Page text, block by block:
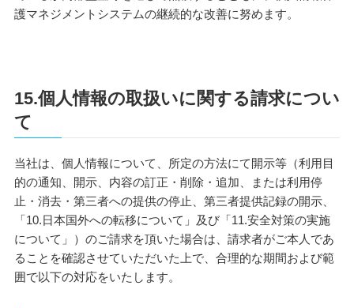
護マネジメントシステムの継続的な改善に努めます。
15.個人情報の取扱いに関する請求につい
て
当社は、個人情報について、所定の方法にて開示等（利用目
的の通知、開示、内容の訂正・削除・追加、または利用停
止・消去・第三者への提供の停止、第三者提供記録の開示、
「10.日本国外への転移について」及び「11.安全対策の実施
について」）のご請求を頂いた場合は、請求者がご本人であ
ることを確認させていただいた上で、合理的な期間および範
囲で以下の対応をいたします。